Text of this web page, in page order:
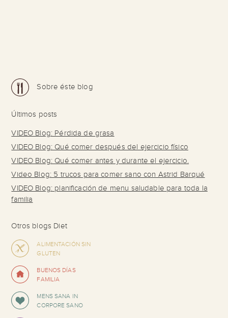
Sobre éste blog
Últimos posts
VIDEO Blog: Pérdida de grasa
VIDEO Blog: Qué comer después del ejercicio físico
VIDEO Blog: Qué comer antes y durante el ejercicio.
Video Blog: 5 trucos para comer sano con Astrid Barqué
VIDEO Blog: planificación de menu saludable para toda la
familia
Otros blogs Diet
ALIMENTACIÓN SIN
GLUTEN
BUENOS DÍAS
FAMILIA
MENS SANA IN
CORPORE SANO